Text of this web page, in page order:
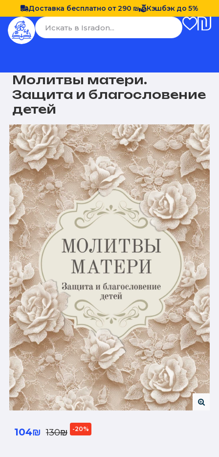
Доставка бесплатно от 290 ₪ Кэшбэк до 5%
Молитвы матери.
Защита и благословение
детей
104₪ 130₪ -20%